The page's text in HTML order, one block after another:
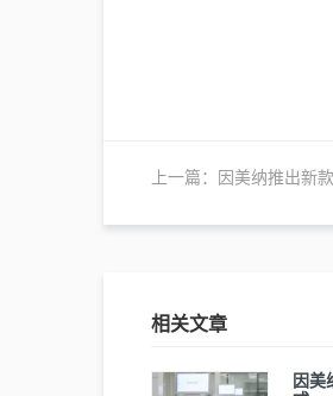
上一篇： 因美纳推出新款基因
相关文章
因美